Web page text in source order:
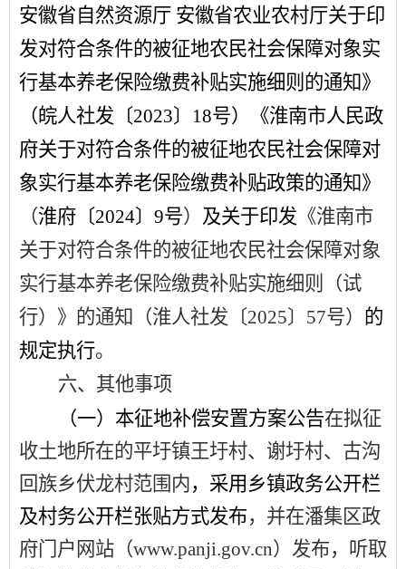
安徽省自然资源厅 安徽省农业农村厅关于印
发对符合条件的被征地农民社会保障对象实
行基本养老保险缴费补贴实施细则的通知》
（皖人社发〔2023〕 18号）《淮南市人民政
府关于对符合条件的被征地农民社会保障对
象实行基本养老保险缴费补贴政策的通知》
（淮府〔2024〕 9号） 及关于印发 《淮南市
关于对符合条件的被征地农民社会保障对象
实行基本养老保险缴费补贴实施细则（试
行） 》 的通知（淮人社发 〔2025〕 57号） 的
规定执行。
六、其他事项
（一）本征地补偿安置方案公告在拟征
收土地所在的平圩镇王圩村、谢圩村、古沟
回族乡伏龙村范围内，采用乡镇政务公开栏
及村务公开栏张贴方式发布，并在潘集区政
府门户网站（www.panji.gov.cn） 发布，听取